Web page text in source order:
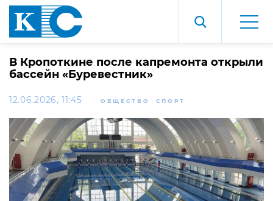
В Кропоткине после капремонта открыли
бассейн «Буревестник»
12.06.2026, 11:45 ОБЩЕСТВО СПОРТ